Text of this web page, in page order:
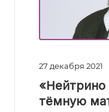
27 декабря 2021
«Нейтрино
тёмную